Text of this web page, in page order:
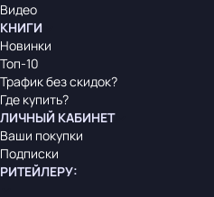
Видео
КНИГИ
Новинки
Топ-10
Трафик без скидок?
Где купить?
ЛИЧНЫЙ КАБИНЕТ
Ваши покупки
Подписки
РИТЕЙЛЕРУ: